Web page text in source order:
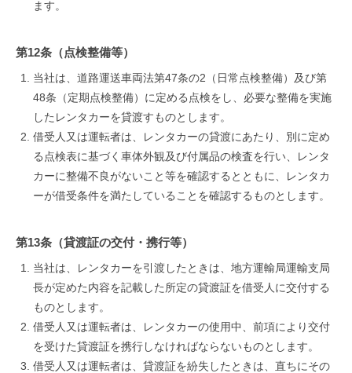
ます。
第12条（点検整備等）
当社は、道路運送車両法第47条の2（日常点検整備）及び第
48条（定期点検整備）に定める点検をし、必要な整備を実施
したレンタカーを貸渡すものとします。
借受人又は運転者は、レンタカーの貸渡にあたり、別に定め
る点検表に基づく車体外観及び付属品の検査を行い、レンタ
カーに整備不良がないこと等を確認するとともに、レンタカ
ーが借受条件を満たしていることを確認するものとします。
第13条（貸渡証の交付・携行等）
当社は、レンタカーを引渡したときは、地方運輸局運輸支局
長が定めた内容を記載した所定の貸渡証を借受人に交付する
ものとします。
借受人又は運転者は、レンタカーの使用中、前項により交付
を受けた貸渡証を携行しなければならないものとします。
借受人又は運転者は、貸渡証を紛失したときは、直ちにその